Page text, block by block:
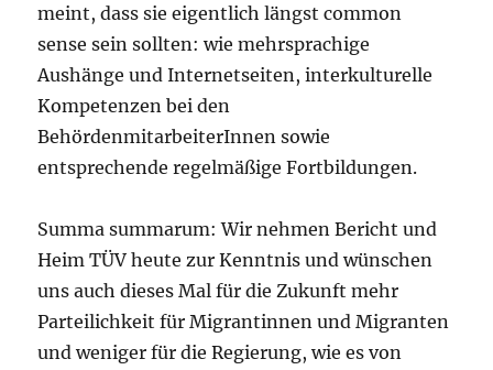
meint, dass sie eigentlich längst common
sense sein sollten: wie mehrsprachige
Aushänge und Internetseiten, interkulturelle
Kompetenzen bei den
BehördenmitarbeiterInnen sowie
entsprechende regelmäßige Fortbildungen.
Summa summarum: Wir nehmen Bericht und
Heim TÜV heute zur Kenntnis und wünschen
uns auch dieses Mal für die Zukunft mehr
Parteilichkeit für Migrantinnen und Migranten
und weniger für die Regierung, wie es von